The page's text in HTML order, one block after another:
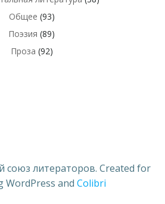
Общее (93)
Поэзия (89)
Проза (92)
союз литераторов. Created for
WordPress and Colibri